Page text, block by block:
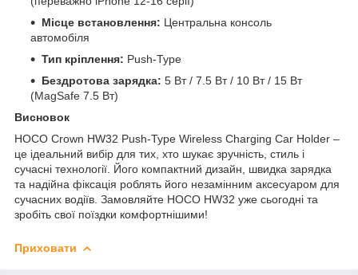
Місце встановлення: Центральна консоль
автомобіля
Тип кріплення: Push-Type
Бездротова зарядка: 5 Вт / 7.5 Вт / 10 Вт / 15 Вт
(MagSafe 7.5 Вт)
Висновок
HOCO Crown HW32 Push-Type Wireless Charging Car Holder –
це ідеальний вибір для тих, хто шукає зручність, стиль і
сучасні технології. Його компактний дизайн, швидка зарядка
та надійна фіксація роблять його незамінним аксесуаром для
сучасних водіїв. Замовляйте HOCO HW32 уже сьогодні та
зробіть свої поїздки комфортнішими!
Приховати